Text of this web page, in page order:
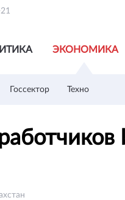
ЭКОНОМИКА
Госсектор Техно